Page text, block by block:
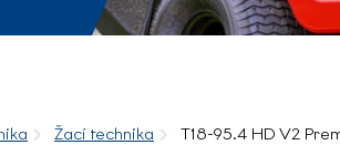
Žací technika T18-95.4 HD V2